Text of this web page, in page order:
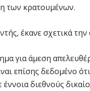
των κρατουμένων.
έκανε σχετικά
για άμεση
επίσης δεδομένο
διεθνούς